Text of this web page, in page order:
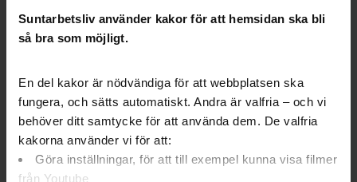
Suntarbetsliv använder kakor för att hemsidan ska bli
så bra som möjligt.
En del kakor är nödvändiga för att webbplatsen ska
fungera, och sätts automatiskt. Andra är valfria – och vi
behöver ditt samtycke för att använda dem. De valfria
kakorna använder vi för att:
Göra inställningar, för att till exempel kunna visa filmer
från Youtube
Forskning på 5
Återhämtning i praktiken
Forskare har kommit fram till att återhämtning under